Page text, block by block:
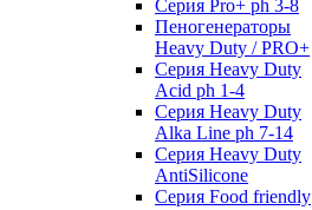
Серия Pro+ ph 3-8
Пеногенераторы
Heavy Duty / PRO+
Серия Heavy Duty
Acid ph 1-4
Серия Heavy Duty
Alka Line ph 7-14
Серия Heavy Duty
AntiSilicone
Серия Food friendly